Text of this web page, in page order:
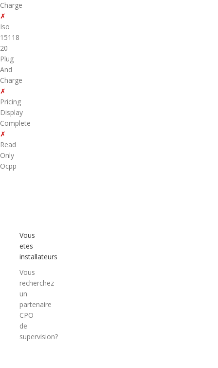
Charge
✗
Iso
15118
20
Plug
And
Charge
✗
Pricing
Display
Complete
✗
Read
Only
Ocpp
Vous
etes
installateurs
Vous
recherchez
un
partenaire
CPO
de
supervision?